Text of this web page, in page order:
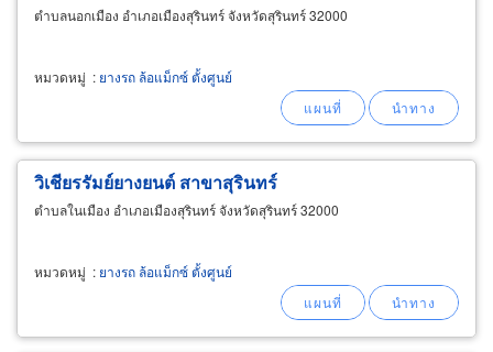
ตำบลนอกเมือง อำเภอเมืองสุรินทร์ จังหวัดสุรินทร์ 32000
หมวดหมู่ : ยางรถ ล้อแม็กซ์ ตั้งศูนย์
วิเชียรรัมย์ยางยนต์ สาขาสุรินทร์
ตำบลในเมือง อำเภอเมืองสุรินทร์ จังหวัดสุรินทร์ 32000
หมวดหมู่ : ยางรถ ล้อแม็กซ์ ตั้งศูนย์